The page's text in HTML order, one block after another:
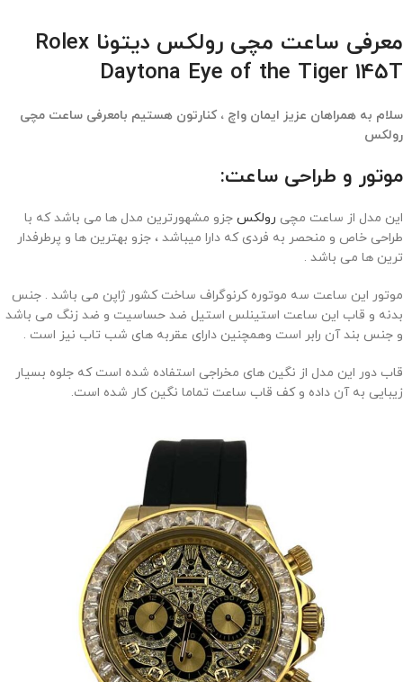
معرفی ساعت مچی رولکس دیتونا Rolex
Daytona Eye of the Tiger 145T
سلام به همراهان عزیز ایمان واچ ، کنارتون هستیم بامعرفی ساعت مچی
رولکس
موتور و طراحی ساعت:
این مدل از ساعت مچی رولکس جزو مشهورترین مدل ها می باشد که با
طراحی خاص و منحصر به فردی که دارا میباشد ، جزو بهترین ها و پرطرفدار
ترین ها می باشد .
موتور این ساعت سه موتوره کرنوگراف ساخت کشور ژاپن می باشد . جنس
بدنه و قاب این ساعت استینلس استیل ضد حساسیت و ضد زنگ می باشد
و جنس بند آن رابر است وهمچنین دارای عقربه های شب تاب نیز است .
قاب دور این مدل از نگین های مخراجی استفاده شده است که جلوه بسیار
زیبایی به آن داده و کف قاب ساعت تماما نگین کار شده است.